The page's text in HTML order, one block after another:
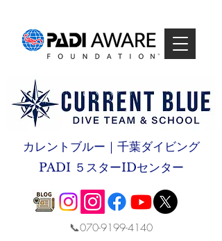
カレントブルー｜千葉ダイビング
PADI ５スターIDセンター
📞070-9199-4140